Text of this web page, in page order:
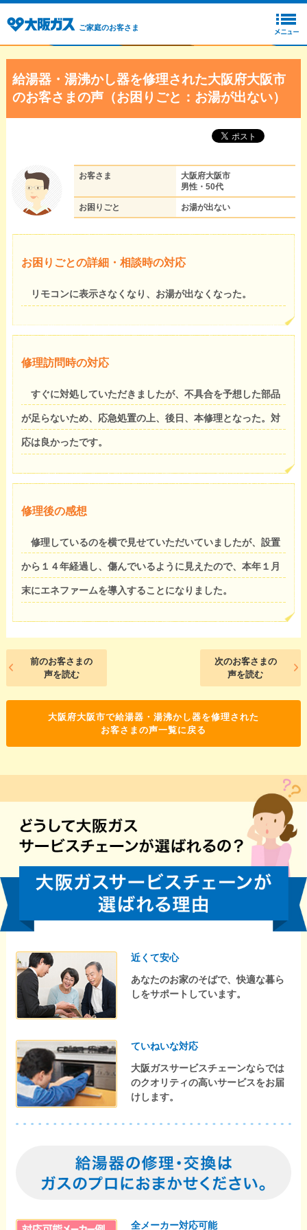
ご家庭のお客さま
給湯器・湯沸かし器を修理された大阪府大阪市
のお客さまの声（お困りごと：お湯が出ない）
お客さま
大阪府大阪市
男性・50代
お困りごと お湯が出ない
お困りごとの詳細・相談時の対応
リモコンに表示さなくなり、お湯が出なくなった。
修理訪問時の対応
すぐに対処していただきましたが、不具合を予想した部品
が足らないため、応急処置の上、後日、本修理となった。対
応は良かったです。
修理後の感想
修理しているのを横で見せていただいていましたが、設置
から１４年経過し、傷んでいるように見えたので、本年１月
末にエネファームを導入することになりました。
前のお客さまの
声を読む
次のお客さまの
声を読む
大阪府大阪市で給湯器・湯沸かし器を修理された
お客さまの声一覧に戻る
近くて安心
あなたのお家のそばで、快適な暮ら
しをサポートしています。
ていねいな対応
大阪ガスサービスチェーンならでは
のクオリティの高いサービスをお届
けします。
全メーカー対応可能